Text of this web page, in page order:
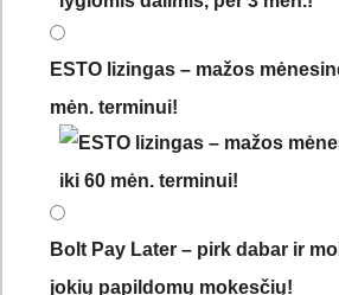
ESTO lizingas – mažos
mėn. terminui!
Bolt Pay Later – pirk dabar ir
jokių papildomų mokesčių!